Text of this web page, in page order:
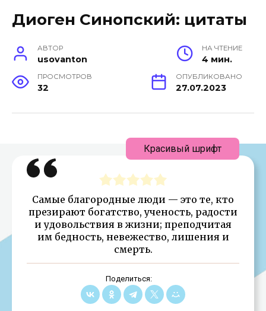
Диоген Синопский: цитаты
АВТОР
usovanton
НА ЧТЕНИЕ
4 мин.
ПРОСМОТРОВ
32
ОПУБЛИКОВАНО
27.07.2023
Самые благородные люди — это те, кто
презирают богатство, ученость, радости
и удовольствия в жизни; преподчитая
им бедность, невежество, лишения и
смерть.
Поделиться:
Красивый шрифт